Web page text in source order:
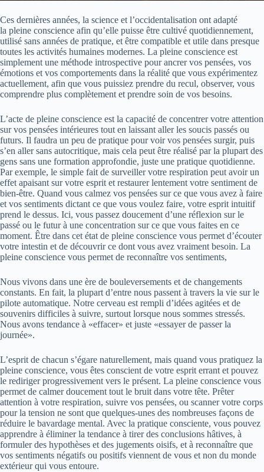
Ces dernières années, la science et l’occidentalisation ont adapté
la pleine conscience afin qu’elle puisse être cultivé quotidiennement,
utilisé sans années de pratique, et être compatible et utile dans presque
toutes les activités humaines modernes. La pleine conscience est
simplement une méthode introspective pour ancrer vos pensées, vos
émotions et vos comportements dans la réalité que vous expérimentez
actuellement, afin que vous puissiez prendre du recul, observer, vous
comprendre plus complètement et prendre soin de vos besoins.
L’acte de pleine conscience est la capacité de concentrer votre attention
sur vos pensées intérieures tout en laissant aller les soucis passés ou
futurs. Il faudra un peu de pratique pour voir vos pensées surgir, puis
s’en aller sans autocritique, mais cela peut être réalisé par la plupart des
gens sans une formation approfondie, juste une pratique quotidienne.
Par exemple, le simple fait de surveiller votre respiration peut avoir un
effet apaisant sur votre esprit et restaurer lentement votre sentiment de
bien-être. Quand vous calmez vos pensées sur ce que vous avez à faire
et vos sentiments dictant ce que vous voulez faire, votre esprit intuitif
prend le dessus. Ici, vous passez doucement d’une réflexion sur le
passé ou le futur à une concentration sur ce que vous faites en ce
moment. Être dans cet état de pleine conscience vous permet d’écouter
votre intestin et de découvrir ce dont vous avez vraiment besoin. La
pleine conscience vous permet de reconnaître vos sentiments,
Nous vivons dans une ère de bouleversements et de changements
constants. En fait, la plupart d’entre nous passent à travers la vie sur le
pilote automatique. Notre cerveau est rempli d’idées agitées et de
souvenirs difficiles à suivre, surtout lorsque nous sommes stressés.
Nous avons tendance à «effacer» et juste «essayer de passer la
journée».
L’esprit de chacun s’égare naturellement, mais quand vous pratiquez la
pleine conscience, vous êtes conscient de votre esprit errant et pouvez
le rediriger progressivement vers le présent. La pleine conscience vous
permet de calmer doucement tout le bruit dans votre tête. Prêter
attention à votre respiration, suivre vos pensées, ou scanner votre corps
pour la tension ne sont que quelques-unes des nombreuses façons de
réduire le bavardage mental. Avec la pratique consciente, vous pouvez
apprendre à éliminer la tendance à tirer des conclusions hâtives, à
formuler des hypothèses et des jugements oisifs, et à reconnaître que
vos sentiments négatifs ou positifs viennent de vous et non du monde
extérieur qui vous entoure.